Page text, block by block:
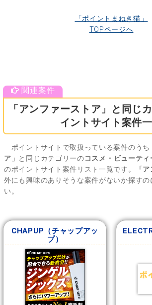
「ポイントまねき猫」
TOPページへ
「アンファーストア」と同じ
イントサイト案件
ポイントサイトで取扱っている案件のうち
ア」 と同じカテゴリーのコスメ・ビューティ
のポイントサイト案件リスト一覧です。
「
外にも興味のありそうな案件がないか探すの
い。
CHAPUP（チャップアッ
プ）